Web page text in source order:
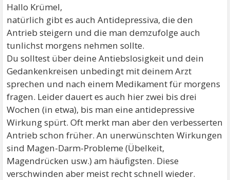
Hallo Krümel,
natürlich gibt es auch Antidepressiva, die den
Antrieb steigern und die man demzufolge auch
tunlichst morgens nehmen sollte.
Du solltest über deine Antiebslosigkeit und dein
Gedankenkreisen unbedingt mit deinem Arzt
sprechen und nach einem Medikament für morgens
fragen. Leider dauert es auch hier zwei bis drei
Wochen (in etwa), bis man eine antidepressive
Wirkung spürt. Oft merkt man aber den verbesserten
Antrieb schon früher. An unerwünschten Wirkungen
sind Magen-Darm-Probleme (Übelkeit,
Magendrücken usw.) am häufigsten. Diese
verschwinden aber meist recht schnell wieder.